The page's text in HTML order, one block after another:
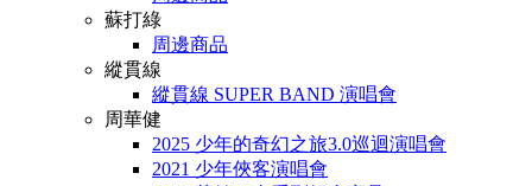
蘇打綠
周邊商品
縱貫線
縱貫線 SUPER BAND 演唱會
周華健
2025 少年的奇幻之旅3.0巡迴演唱會
2021 少年俠客演唱會